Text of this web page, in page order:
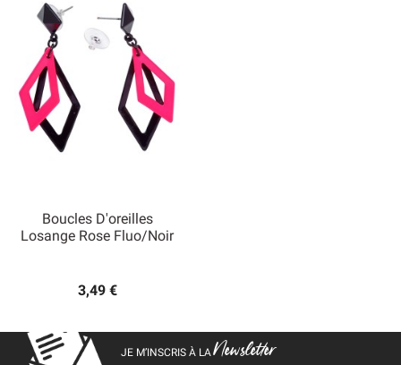
Boucles D'oreilles
Losange Rose Fluo/Noir
3,49 €
JE M’INSCRIS À LANewsletter